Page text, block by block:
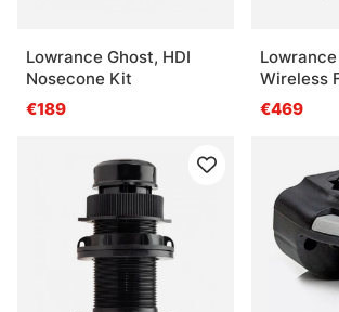
Lowrance Ghost, HDI
Nosecone Kit
€189
Wireless
€469